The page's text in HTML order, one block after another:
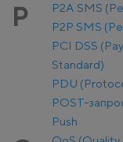
P
P2A SMS
P2P SMS
PCI DSS
Standard)
PDU
POST-
Push